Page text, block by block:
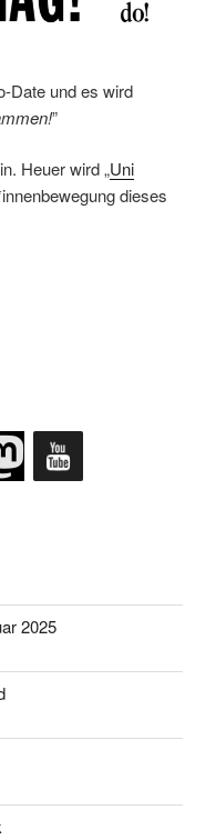
Date und es wird
”
Heuer wird „Uni
dieses
2025